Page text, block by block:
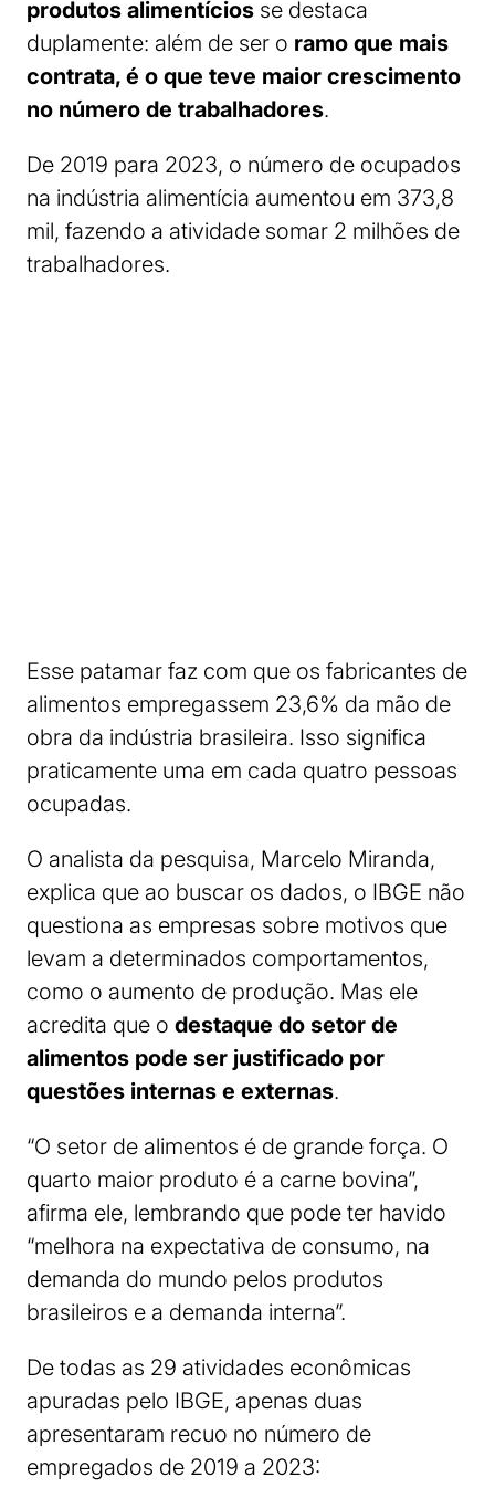
produtos alimentícios se destaca
duplamente: além de ser o ramo que mais
contrata, é o que teve maior crescimento
no número de trabalhadores.
De 2019 para 2023, o número de ocupados
na indústria alimentícia aumentou em 373,8
mil, fazendo a atividade somar 2 milhões de
trabalhadores.
Esse patamar faz com que os fabricantes de
alimentos empregassem 23,6% da mão de
obra da indústria brasileira. Isso significa
praticamente uma em cada quatro pessoas
ocupadas.
O analista da pesquisa, Marcelo Miranda,
explica que ao buscar os dados, o IBGE não
questiona as empresas sobre motivos que
levam a determinados comportamentos,
como o aumento de produção. Mas ele
acredita que o destaque do setor de
alimentos pode ser justificado por
questões internas e externas.
“O setor de alimentos é de grande força. O
quarto maior produto é a carne bovina”,
afirma ele, lembrando que pode ter havido
“melhora na expectativa de consumo, na
demanda do mundo pelos produtos
brasileiros e a demanda interna”.
De todas as 29 atividades econômicas
apuradas pelo IBGE, apenas duas
apresentaram recuo no número de
empregados de 2019 a 2023: